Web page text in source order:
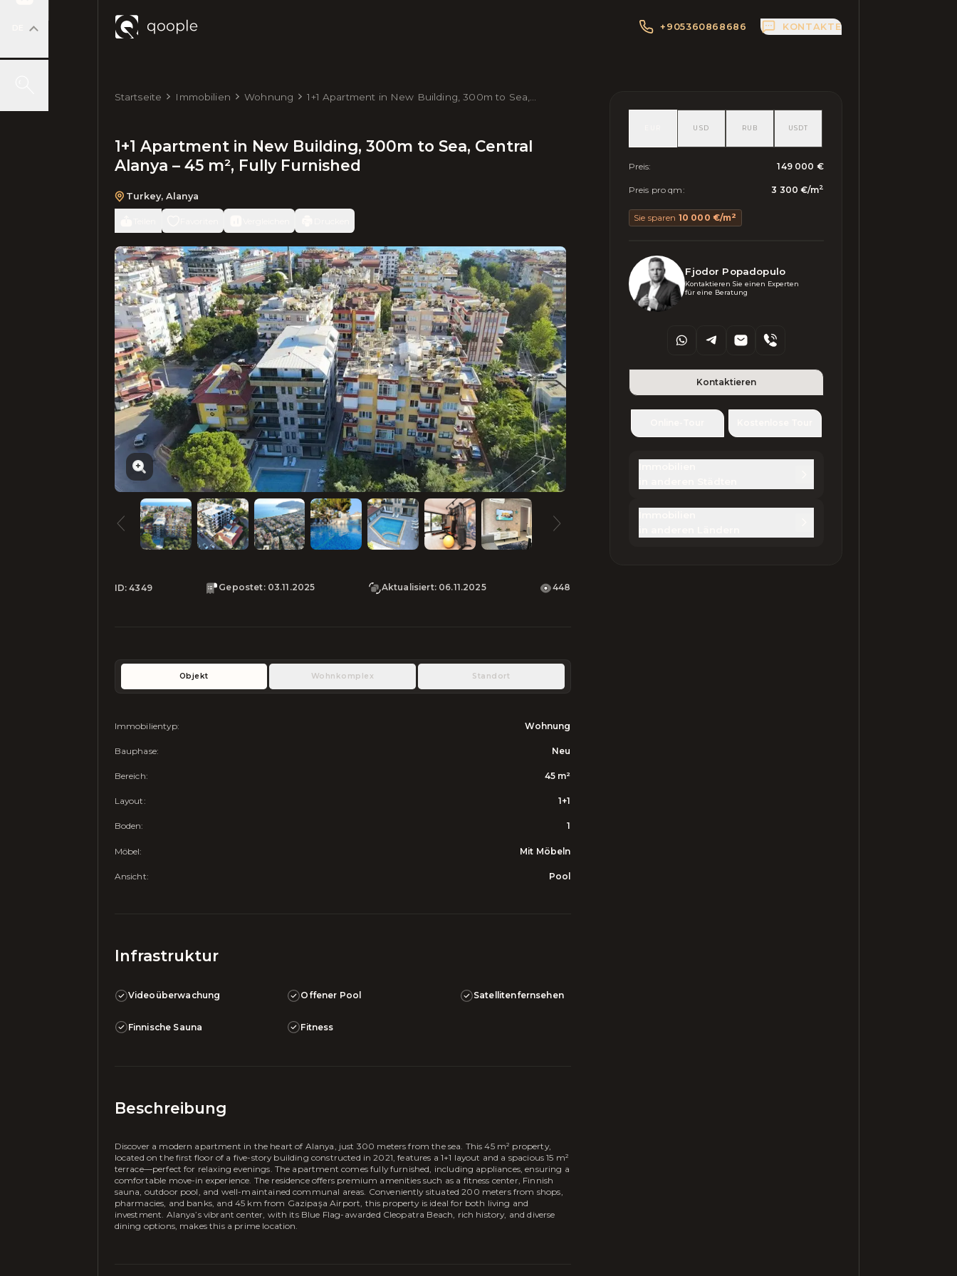
+905360868686 KONTAKTE
Startseite Immobilien Wohnung
1+1 Apartment in New Building, 300m to Sea,
1+1 Apartment in New Building, 300m to Sea, Central
Alanya – 45 m², Fully Furnished
Turkey, Alanya
ID:4349 Gepostet: 03.11.2025 Aktualisiert: 06.11.2025 448
Objekt Wohnkomplex Standort
Immobilientyp: Wohnung
Bauphase: Neu
Bereich: 45 m²
Layout: 1+1
Boden: 1
Möbel: Mit Möbeln
Ansicht: Pool
Infrastruktur
Videoüberwachung Offener Pool Satellitenfernsehen
Finnische Sauna Fitness
Beschreibung
Discover a modern apartment in the heart of Alanya, just 300 meters from the sea. This 45 m² property,
located on the first floor of a five-story building constructed in 2021, features a 1+1 layout and a spacious 15 m²
terrace—perfect for relaxing evenings. The apartment comes fully furnished, including appliances, ensuring a
comfortable move-in experience. The residence offers premium amenities such as a fitness center, Finnish
sauna, outdoor pool, and well-maintained communal areas. Conveniently situated 200 meters from shops,
pharmacies, and banks, and 45 km from Gazipaşa Airport, this property is ideal for both living and
investment. Alanya’s vibrant center, with its Blue Flag-awarded Cleopatra Beach, rich history, and diverse
dining options, makes this a prime location.
USD RUB USDT
Preis: 149 000 €
Preis pro qm: 3 300 €/m2
Sie sparen 10 000 €/m2
Fjodor Popadopulo
Kontaktieren Sie einen Experten
für eine Beratung
Kontaktieren